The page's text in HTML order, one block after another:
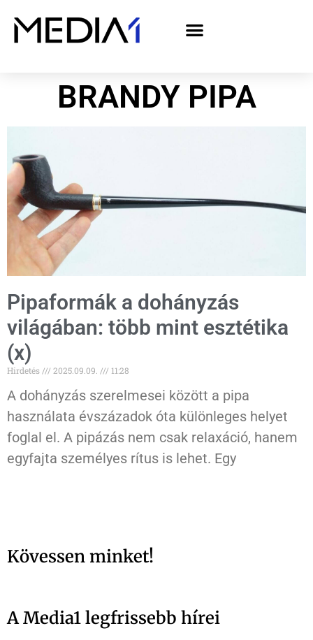
BRANDY PIPA
Pipaformák a dohányzás
világában: több mint esztétika
(x)
Hirdetés 2025.09.09. 11:28
A dohányzás szerelmesei között a pipa
használata évszázadok óta különleges helyet
foglal el. A pipázás nem csak relaxáció, hanem
egyfajta személyes rítus is lehet. Egy
Kövessen minket!
A Media1 legfrissebb hírei